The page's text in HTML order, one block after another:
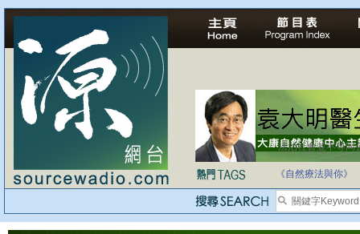
法治社會並不等同
《自然療法與你》